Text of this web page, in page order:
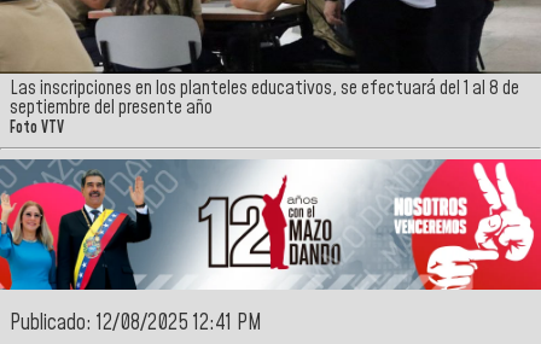
Las inscripciones en los planteles educativos, se efectuará del 1 al 8 de
septiembre del presente año
Foto VTV
Publicado: 12/08/2025 12:41 PM